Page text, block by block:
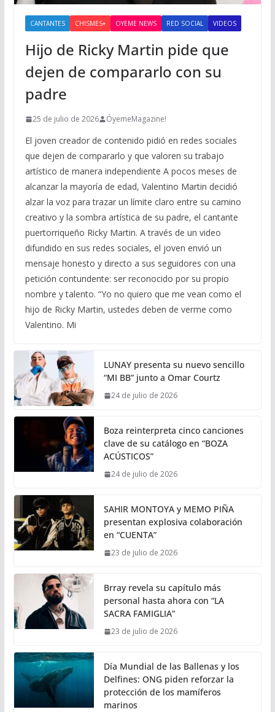
CANTANTES CHISMES+ OYEME NEWS RED SOCIAL VIDEOS
Hijo de Ricky Martin pide que
dejen de compararlo con su
padre
25 de julio de 2026 ÓyemeMagazine!
El joven creador de contenido pidió en redes sociales
que dejen de compararlo y que valoren su trabajo
artístico de manera independiente A pocos meses de
alcanzar la mayoría de edad, Valentino Martin decidió
alzar la voz para trazar un límite claro entre su camino
creativo y la sombra artística de su padre, el cantante
puertorriqueño Ricky Martin. A través de un video
difundido en sus redes sociales, el joven envió un
mensaje honesto y directo a sus seguidores con una
petición contundente: ser reconocido por su propio
nombre y talento. “Yo no quiero que me vean como el
hijo de Ricky Martin, ustedes deben de verme como
Valentino. Mi
LUNAY presenta su nuevo sencillo
“MI BB” junto a Omar Courtz
24 de julio de 2026
Boza reinterpreta cinco canciones
clave de su catálogo en “BOZA
ACÚSTICOS”
24 de julio de 2026
SAHIR MONTOYA y MEMO PIÑA
presentan explosiva colaboración
en “CUENTA”
23 de julio de 2026
Brray revela su capítulo más
personal hasta ahora con “LA
SACRA FAMIGLIA”
23 de julio de 2026
Día Mundial de las Ballenas y los
Delfines: ONG piden reforzar la
protección de los mamíferos
marinos